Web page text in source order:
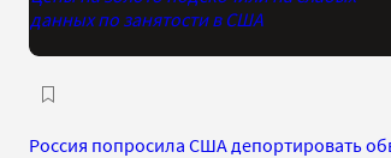
данных по занятости в США
Россия попросила США депортировать